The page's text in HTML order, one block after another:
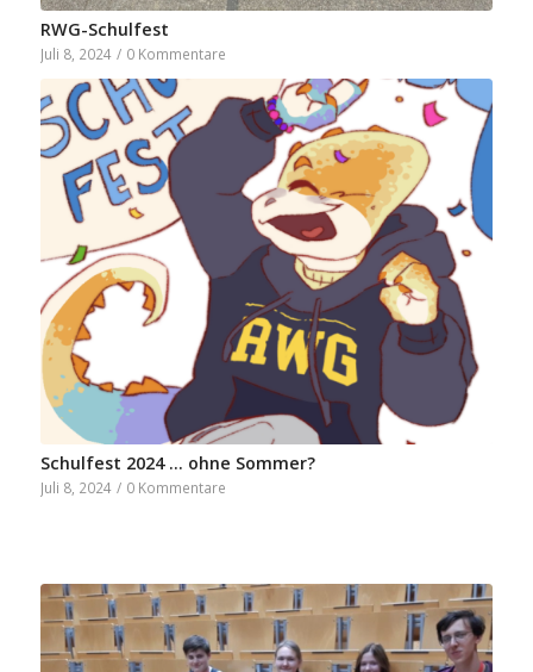
RWG-Schulfest
Juli 8, 2024 / 0 Kommentare
Schulfest 2024 … ohne Sommer?
Juli 8, 2024 / 0 Kommentare